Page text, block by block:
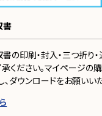
書
の印刷・封入・三つ折り
承ください。マイページの
ダウンロードをお願いいた